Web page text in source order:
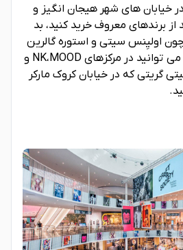
خیابان های شهر هیجان انگیز و
برندهای معروف خرید کنید، بد
اولیِنس سیتی و استوره گالرین
بزنید. ضمن اینکه شما می توانید در مرکزهای NK،MOOD و
گریتی که در خیابان کروک مارکر